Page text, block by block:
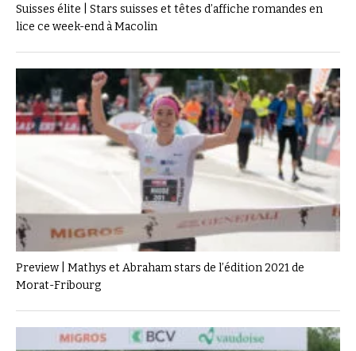
Suisses élite | Stars suisses et têtes d’affiche romandes en
lice ce week-end à Macolin
Preview | Mathys et Abraham stars de l’édition 2021 de
Morat-Fribourg